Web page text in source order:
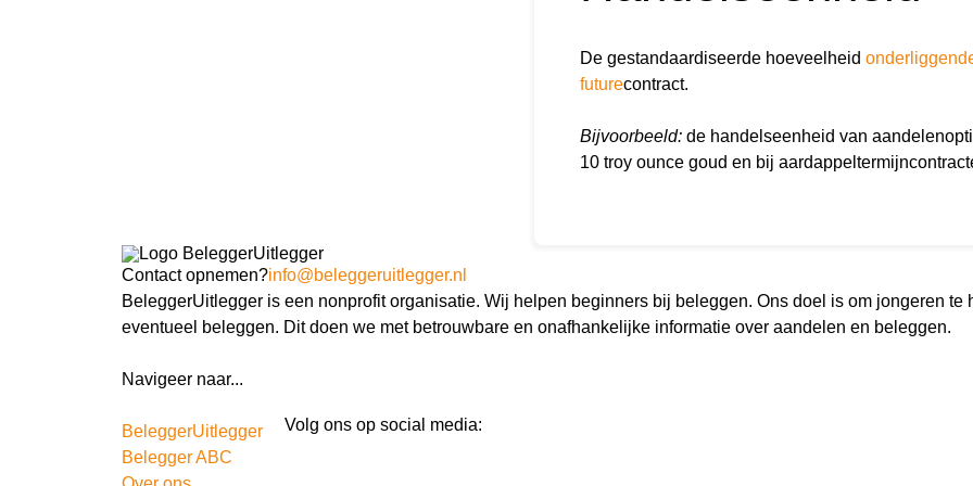
De gestandaardiseerde hoeveelheid
futurecontract.
Bijvoorbeeld: de handelseenheid van
10 troy ounce goud en bij
Contact opnemen?info@beleggeruitlegger.nl
BeleggerUitlegger is een nonprofit organisatie. Wij helpen beginners bij beleggen. Ons doel is om jongeren
eventueel beleggen. Dit doen we met betrouwbare en onafhankelijke informatie over aandelen en beleggen.
Navigeer naar...
BeleggerUitlegger
Belegger ABC
Volg ons op social media: